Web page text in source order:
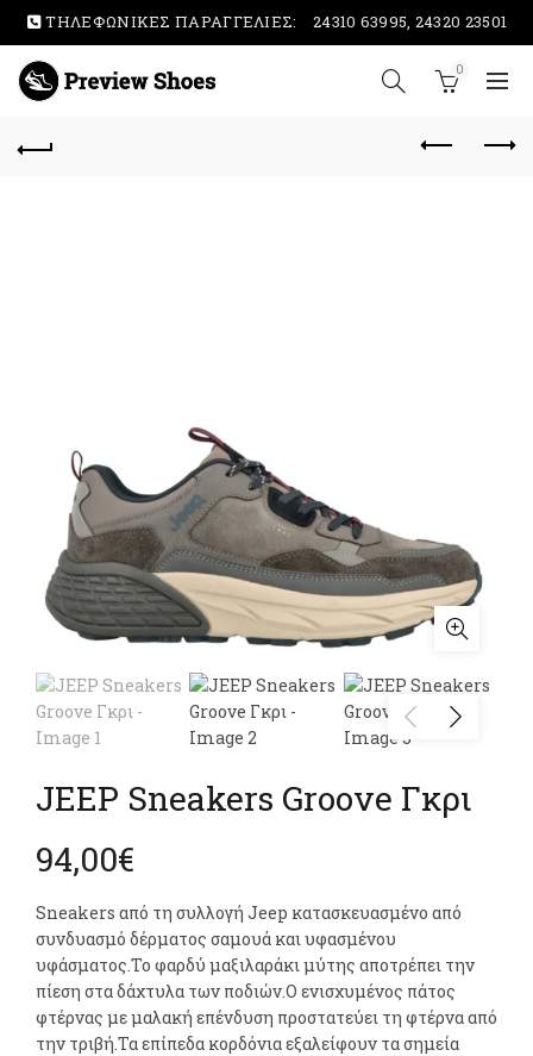
ΤΗΛΕΦΩΝΙΚΕΣ ΠΑΡΑΓΓΕΛΙΕΣ: 24310 63995, 24320 23501
0
JEEP Sneakers Groove Γκρι
94,00€
Sneakers από τη συλλογή Jeep κατασκευασμένο από
συνδυασμό δέρματος σαμουά και υφασμένου
υφάσματος.Το φαρδύ μαξιλαράκι μύτης αποτρέπει την
πίεση στα δάχτυλα των ποδιών.Ο ενισχυμένος πάτος
φτέρνας με μαλακή επένδυση προστατεύει τη φτέρνα από
την τριβή.Τα επίπεδα κορδόνια εξαλείφουν τα σημεία